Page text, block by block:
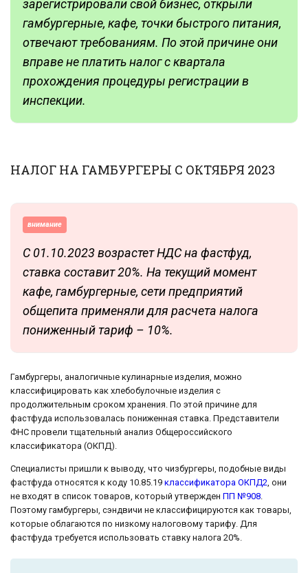
зарегистрировали свой бизнес, открыли
гамбургерные, кафе, точки быстрого питания,
отвечают требованиям. По этой причине они
вправе не платить налог с квартала
прохождения процедуры регистрации в
инспекции.
НАЛОГ НА ГАМБУРГЕРЫ С ОКТЯБРЯ 2023
внимание
С 01.10.2023 возрастет НДС на фастфуд,
ставка составит 20%. На текущий момент
кафе, гамбургерные, сети предприятий
общепита применяли для расчета налога
пониженный тариф – 10%.
Гамбургеры, аналогичные кулинарные изделия, можно
классифицировать как хлебобулочные изделия с
продолжительным сроком хранения. По этой причине для
фастфуда использовалась пониженная ставка. Представители
ФНС провели тщательный анализ Общероссийского
классификатора (ОКПД).
Специалисты пришли к выводу, что чизбургеры, подобные виды
фастфуда относятся к коду 10.85.19 классификатора ОКПД2, они
не входят в список товаров, который утвержден ПП №908.
Поэтому гамбургеры, сэндвичи не классифицируются как товары,
которые облагаются по низкому налоговому тарифу. Для
фастфуда требуется использовать ставку налога 20%.